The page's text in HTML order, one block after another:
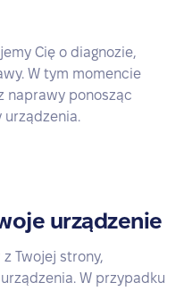
Cię o diagnozie,
W tym momencie
naprawy ponosząc
urządzenia.
urządzenie
Twojej strony,
W przypadku